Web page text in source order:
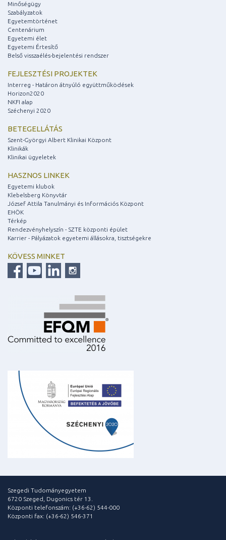
Minőségügy
Szabályzatok
Egyetemtörténet
Centenárium
Egyetemi élet
Egyetemi Értesítő
Belső visszaélés-bejelentési rendszer
FEJLESZTÉSI PROJEKTEK
Interreg - Határon átnyúló együttműködések
Horizon2020
NKFI alap
Széchenyi 2020
BETEGELLÁTÁS
Szent-Györgyi Albert Klinikai Központ
Klinikák
Klinikai ügyeletek
HASZNOS LINKEK
Egyetemi klubok
Klebelsberg Könyvtár
József Attila Tanulmányi és Információs Központ
EHÖK
Térkép
Rendezvényhelyszín - SZTE központi épület
Karrier - Pályázatok egyetemi állásokra, tisztségekre
KÖVESS MINKET
Szegedi Tudományegyetem
6720 Szeged, Dugonics tér 13.
Központi telefonszám: (+36-62) 544-000
Központi fax: (+36-62) 546-371